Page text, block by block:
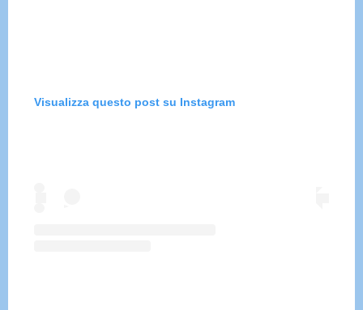
Visualizza questo post su Instagram